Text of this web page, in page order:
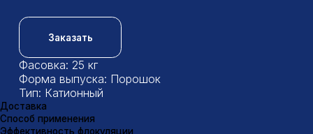
Отгрузка товаров проводиться в рабочие дни по вторникам
и четвергам
Подробнее Вы можете прочитать на странице
Способ применения катионных флокулянтов
Подготовка раствора флокулянта:
Растворение: Флокулянт растворяют в воде с низкой
минерализацией (дистиллированной или деионизованной) в
отдельной емкости.
Концентрация:Концентрация раствора зависит от типа
флокулянта и характеристик обрабатываемой воды. Обычно